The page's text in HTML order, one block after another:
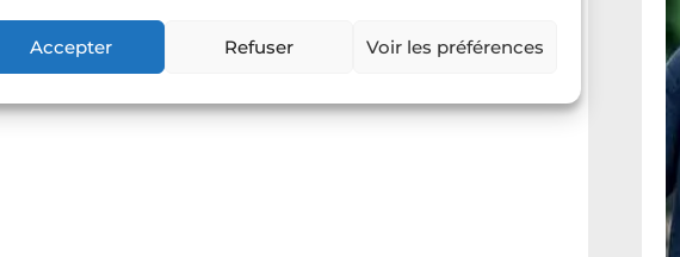
Accepter Refuser Voir les préférences